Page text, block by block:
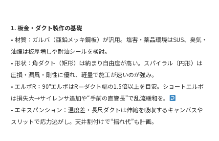
1. 板金・ダクト製作の基礎
• 材質：ガルバ（亜鉛メッキ鋼板）が汎用。塩害・薬品環境はSUS、臭気・
油煙は板厚増しや耐油シールを検討。
• 形状：角ダクト（矩形）は納まり自由度が高い。スパイラル（円形）は
圧損・漏風・剛性に優れ、軽量で施工が速いのが強み。
• エルボR：90°エルボはR＝ダクト幅の1.5倍以上を目安。ショートエルボ
は損失大→サイレンサ追加や“手前の直管長”で乱流緩和を。
• エキスパンション：温度差・長尺ダクトは伸縮を吸収するキャンバスや
スリットで応力逃がし。天井割付けで“揺れ代”も計画。